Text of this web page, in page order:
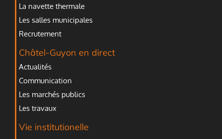
La navette thermale
Les salles municipales
Recrutement
Châtel-Guyon en direct
Actualités
Communication
Les marchés publics
Les travaux
Vie institutionelle